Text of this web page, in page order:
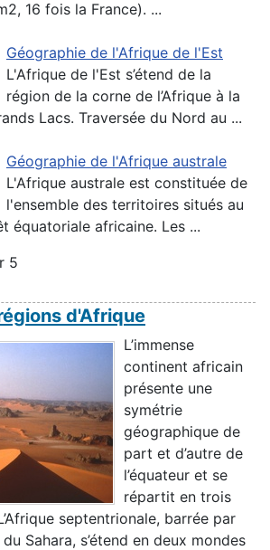
16 fois la France). ...
Géographie de l'Afrique de l'Est
L'Afrique de l'Est s’étend de la
région de la corne de l’Afrique à la
Lacs. Traversée du Nord au ...
Géographie de l'Afrique australe
L'Afrique australe est constituée de
l'ensemble des territoires situés au
équatoriale africaine. Les ...
5
d'Afrique
L’immense
continent africain
présente une
symétrie
géographique de
part et d’autre de
l’équateur et se
répartit en trois
septentrionale, barrée par
Sahara, s’étend en deux mondes